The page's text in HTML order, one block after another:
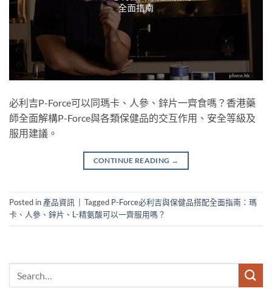
必利吉P-Force可以同瑪卡、人參、鋅片一齊食嗎？香港藥
師全面解構P-Force與各類保健品的交互作用、安全等級及
服用建議。
CONTINUE READING →
Posted in 產品資訊 Tagged P-Force必利吉與保健品搭配全面指南：瑪
卡、人參、鋅片、L-精氨酸可以一齊服用嗎？